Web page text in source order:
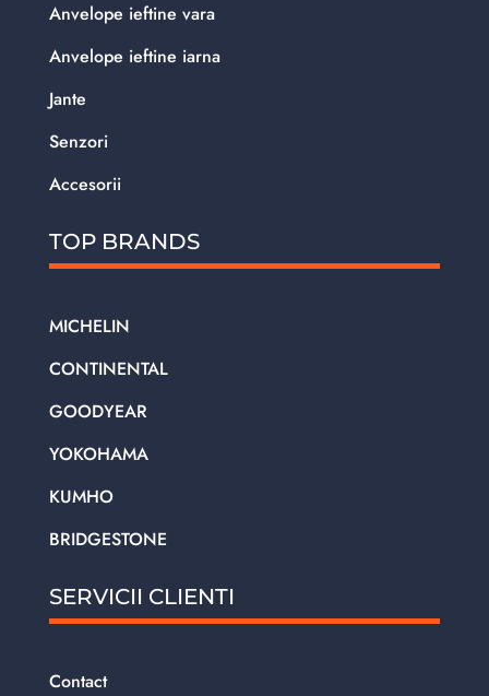
Anvelope ieftine vara
Anvelope ieftine iarna
Jante
Senzori
Accesorii
TOP BRANDS
MICHELIN
CONTINENTAL
GOODYEAR
YOKOHAMA
KUMHO
BRIDGESTONE
SERVICII CLIENTI
Contact